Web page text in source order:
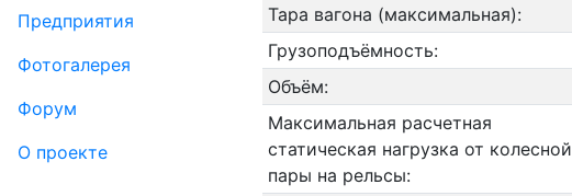
Пред­прия­тия
Фо­то­га­ле­рея
Форум
О проекте
Тара вагона (максимальная):
Грузоподъёмность:
Объём:
Максимальная расчетная
статическая нагрузка от колесной
пары на рельсы: